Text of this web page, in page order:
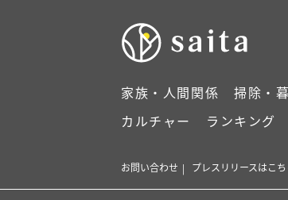
家族・人間関係 掃除・
カルチャー
ランキング
お問い合わせ プレスリリースはこち